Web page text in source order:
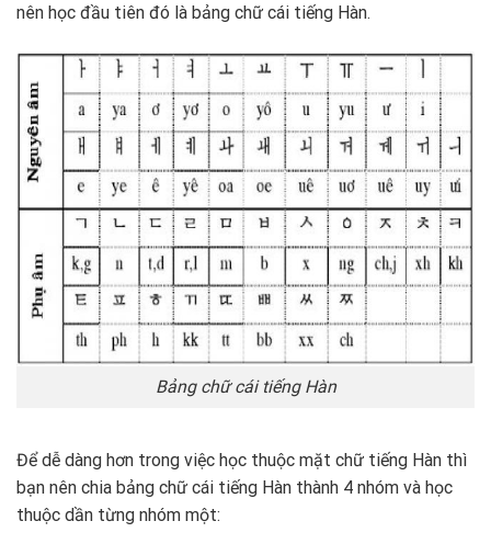
nên học đầu tiên đó là bảng chữ cái tiếng Hàn.
Bảng chữ cái tiếng Hàn
Để dễ dàng hơn trong việc học thuộc mặt chữ tiếng Hàn thì
bạn nên chia bảng chữ cái tiếng Hàn thành 4 nhóm và học
thuộc dần từng nhóm một: